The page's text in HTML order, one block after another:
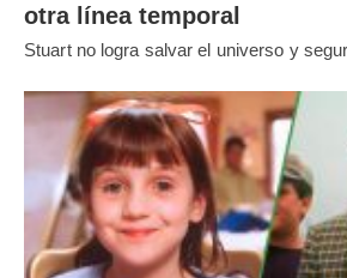
otra línea temporal
Stuart no logra salvar el universo y